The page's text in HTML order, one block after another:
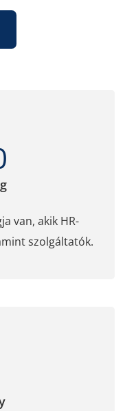
van, akik HR-
szolgáltatók.